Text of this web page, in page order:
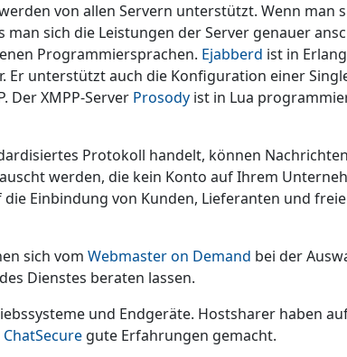
von allen Servern unterstützt. Wenn man
sich die Leistungen der Server genauer
Programmiersprachen. Ejabberd ist in
Er unterstützt auch die Konfiguration einer
Der XMPP-Server Prosody ist in Lua
Protokoll handelt, können
werden, die kein Konto auf Ihrem
Einbindung von Kunden, Lieferanten und
sich vom Webmaster on Demand bei der
Dienstes beraten lassen.
und Endgeräte. Hostsharer haben
ChatSecure gute Erfahrungen gemacht.